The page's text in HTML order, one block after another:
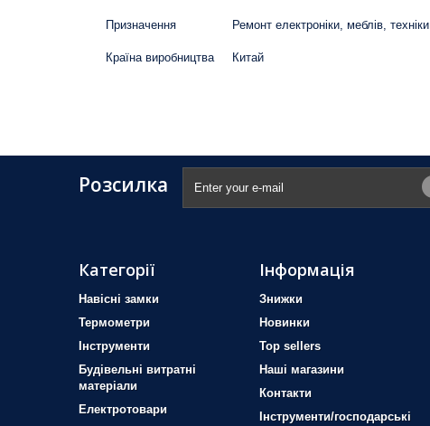
Призначення Ремонт електроніки, меблів, техніки
Країна виробництва Китай
Розсилка
Категорії
Навісні замки
Термометри
Iнструменти
Будівельні витратні
матеріали
Електротовари
Інформація
Знижки
Новинки
Top sellers
Наші магазини
Контакти
Інструменти/господарські